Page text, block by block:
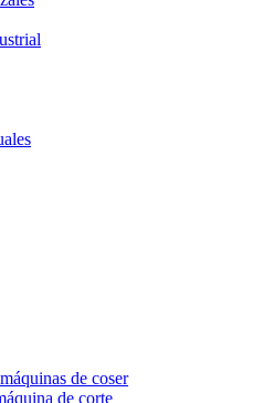
de coser
de corte